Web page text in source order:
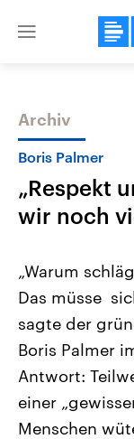
Close
Themen
Landtagswahl
2026
Alle Informationen
Sachsen-Anhalt
September 2026
Landtag. Seit
Bundesland von
CDU, SPD und FDP
Umfragen,
Archiv
Boris Palmer
„Respekt
wir noch
„Warum
Das müsse
sagte der
Boris Palmer
Antwort:
einer
Menschen